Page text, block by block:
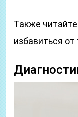
Также
избавиться от